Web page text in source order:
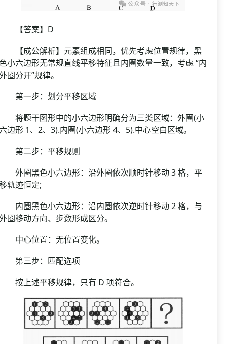
答案】D
成公解析】元素组成相同，优先考虑位置规律，黑
小六边形无常规直线平移特征且内圈数量一致，考虑 “内
圈分开”规律。
一步：划分平移区域
题干图形中的小六边形明确分为三类区域：外圈(小
边形 1、2、3).内圈(小六边形 4、5).中心空白区域。
二步：平移规则
圈黑色小六边形：沿外圈依次顺时针移动 3 格，平
轨迹恒定;
圈黑色小六边形：沿内圈依次逆时针移动 2 格，与
圈移动方向、步数形成区分。
心位置：无位置变化。
三步：匹配选项
上述平移规律，只有 D 项符合。